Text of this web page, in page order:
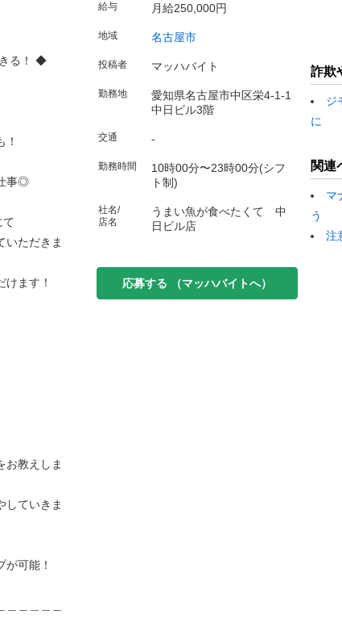
る！ ◆
事◎
て
いただきま
ます！
お教えしま
していきま
可能！
給与 月給250,000円
地域 名古屋市
投稿者 マッハバイト
勤務地
愛知県名古屋市中区栄4-1-1
中日ビル3階
交通 -
勤務時間
10時00分〜23時00分(シフ
ト制)
社名/
店名
うまい魚が食べたくて 中
日ビル店
応募する （マッハバイトへ）
詐欺
ジ
に
関連
マ
う
注